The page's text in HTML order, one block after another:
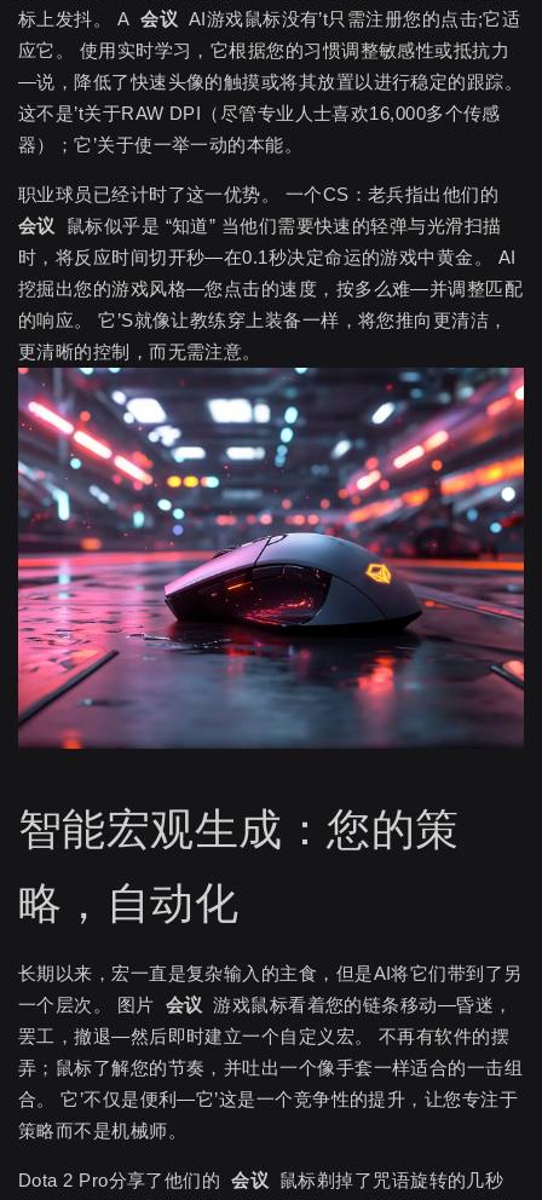
标上发抖。 A 会议 AI游戏鼠标没有’t只需注册您的点击;它适
应它。 使用实时学习，它根据您的习惯调整敏感性或抵抗力
—说，降低了快速头像的触摸或将其放置以进行稳定的跟踪。
这不是’t关于RAW DPI（尽管专业人士喜欢16,000多个传感
器）；它’关于使一举一动的本能。
职业球员已经计时了这一优势。 一个CS：老兵指出他们的
会议
鼠标似乎是 “知道” 当他们需要快速的轻弹与光滑扫描
时，将反应时间切开秒—在0.1秒决定命运的游戏中黄金。 AI
挖掘出您的游戏风格—您点击的速度，按多么难—并调整匹配
的响应。 它’S就像让教练穿上装备一样，将您推向更清洁，
更清晰的控制，而无需注意。
智能宏观生成：您的策
略，自动化
长期以来，宏一直是复杂输入的主食，但是AI将它们带到了另
一个层次。 图片 会议 游戏鼠标看着您的链条移动—昏迷，
罢工，撤退—然后即时建立一个自定义宏。 不再有软件的摆
弄；鼠标了解您的节奏，并吐出一个像手套一样适合的一击组
合。 它’不仅是便利—它’这是一个竞争性的提升，让您专注于
策略而不是机械师。
Dota 2 Pro分享了他们的 会议
鼠标剃掉了咒语旋转的几秒